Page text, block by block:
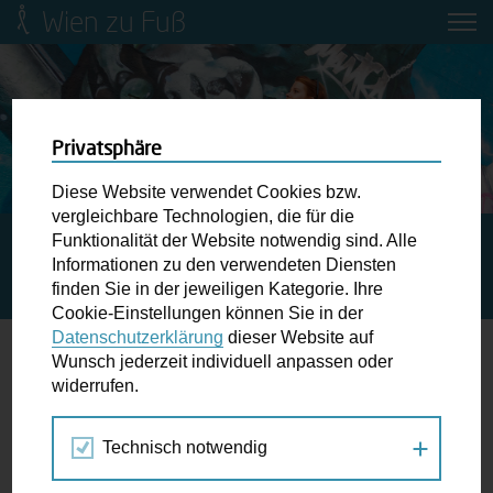
Wien zu Fuß
Mobilitätsbildung für Kinder und
Jugendliche
Ringstraße-Neugestaltung
Wiener Fußwegekarte
Newsletter abonnieren
Wunschbox
der Ampel ...
STARTSEITE
SPAZIERGANG KALENDER
STADTSPAZIERGANG: KUPFER AM DACH – RE:PAIR
FESTIVAL
18.
OKT
2024
Privatsphäre
Diese Website verwendet Cookies bzw.
vergleichbare Technologien, die für die
Funktionalität der Website notwendig sind. Alle
Informationen zu den verwendeten Diensten
finden Sie in der jeweiligen Kategorie. Ihre
Cookie-Einstellungen können Sie in der
Datenschutzerklärung dieser Website auf
Wunsch jederzeit individuell anpassen oder
widerrufen.
Technisch notwendig